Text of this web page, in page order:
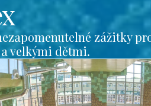
zážitky
velkými dětmi.